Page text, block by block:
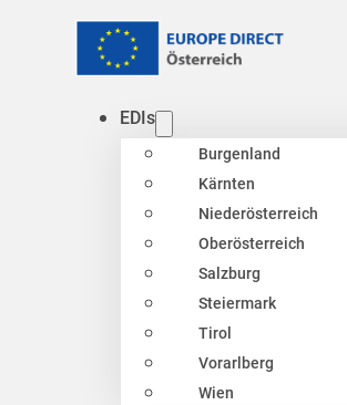
EDIs
Burgenland
Kärnten
Niederösterreich
Oberösterreich
Salzburg
Steiermark
Tirol
Vorarlberg
Wien